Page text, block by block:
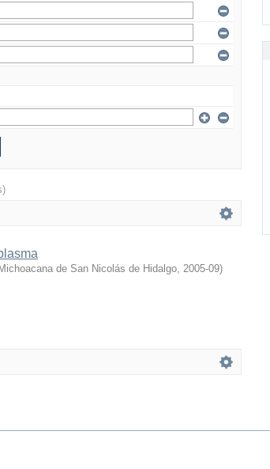
de San Nicolás de Hidalgo, 2005-09)